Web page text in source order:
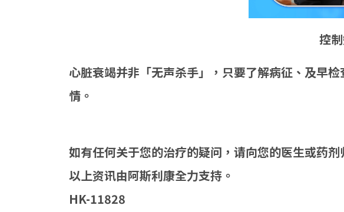
控
心脏衰竭并非「无声杀手」，只要了解病征、及早
情。
如有任何关于您的治疗的疑问，请向您的医生或药剂
以上资讯由阿斯利康全力支持。
HK-11828